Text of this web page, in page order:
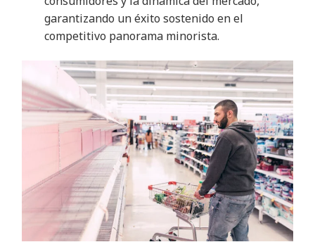
garantizando un éxito sostenido en el
competitivo panorama minorista.